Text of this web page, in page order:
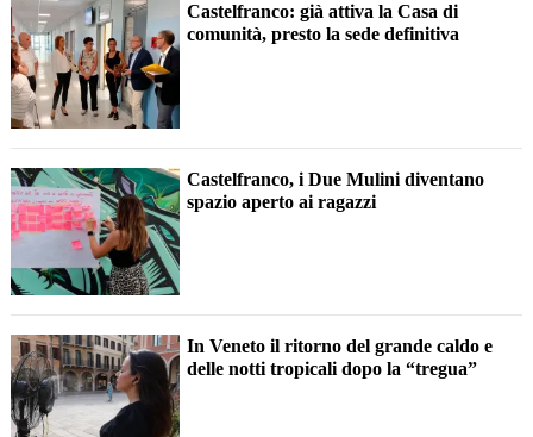
Castelfranco: già attiva la Casa di
comunità, presto la sede definitiva
Castelfranco, i Due Mulini diventano
spazio aperto ai ragazzi
In Veneto il ritorno del grande caldo e
delle notti tropicali dopo la “tregua”